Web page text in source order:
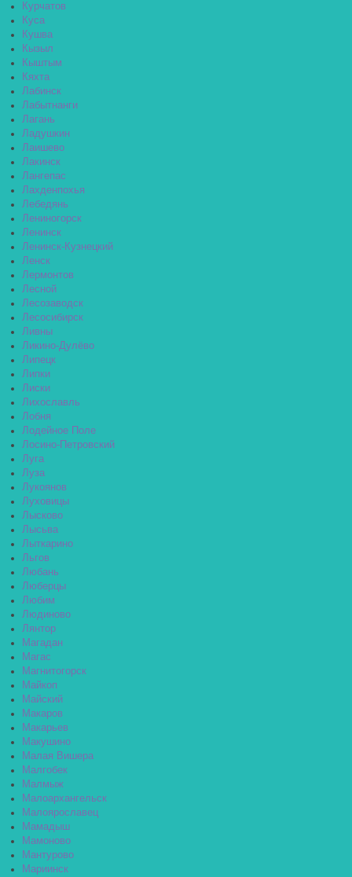
Курчатов
Куса
Кушва
Кызыл
Кыштым
Кяхта
Лабинск
Лабытнанги
Лагань
Ладушкин
Лаишево
Лакинск
Лангепас
Лахденпохья
Лебедянь
Лениногорск
Ленинск
Ленинск-Кузнецкий
Ленск
Лермонтов
Лесной
Лесозаводск
Лесосибирск
Ливны
Ликино-Дулёво
Липецк
Липки
Лиски
Лихославль
Лобня
Лодейное Поле
Лосино-Петровский
Луга
Луза
Лукоянов
Луховицы
Лысково
Лысьва
Лыткарино
Льгов
Любань
Люберцы
Любим
Людиново
Лянтор
Магадан
Магас
Магнитогорск
Майкоп
Майский
Макаров
Макарьев
Макушино
Малая Вишера
Малгобек
Малмыж
Малоархангельск
Малоярославец
Мамадыш
Мамоново
Мантурово
Мариинск